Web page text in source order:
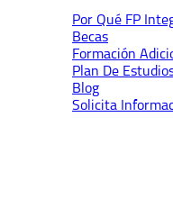
Por Qué FP
Becas
Formación
Plan De
Blog
Solicita